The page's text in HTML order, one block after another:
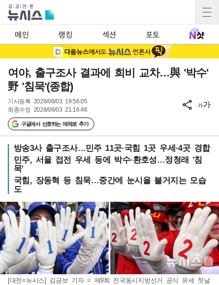
메인 랭킹 섹션 포토
여야, 출구조사 결과에 희비 교차…與 '박수'
野 '침묵'(종합)
기사등록 2026/06/03 19:56:05
최종수정 2026/06/03 21:16:46
구글에서 선호하는 매체로 추가
가가
방송3사 출구조사…민주 11곳·국힘 1곳 우세·4곳 경합
민주, 서울 접전 우세 등에 박수·환호성…정청래 '침
묵'
국힘, 장동혁 등 침묵…중간에 눈시울 불거지는 모습
도
[대전=뉴시스] 김금보 기자 = 제9회 전국동시지방선거 공식 유세 첫날